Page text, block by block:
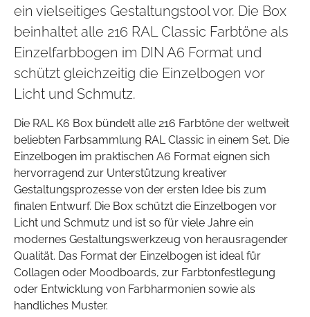
ein vielseitiges Gestaltungstool vor. Die Box
beinhaltet alle 216 RAL Classic Farbtöne als
Einzelfarbbogen im DIN A6 Format und
schützt gleichzeitig die Einzelbogen vor
Licht und Schmutz.
Die RAL K6 Box bündelt alle 216 Farbtöne der weltweit
beliebten Farbsammlung RAL Classic in einem Set. Die
Einzelbogen im praktischen A6 Format eignen sich
hervorragend zur Unterstützung kreativer
Gestaltungsprozesse von der ersten Idee bis zum
finalen Entwurf. Die Box schützt die Einzelbogen vor
Licht und Schmutz und ist so für viele Jahre ein
modernes Gestaltungswerkzeug von herausragender
Qualität. Das Format der Einzelbogen ist ideal für
Collagen oder Moodboards, zur Farbtonfestlegung
oder Entwicklung von Farbharmonien sowie als
handliches Muster.